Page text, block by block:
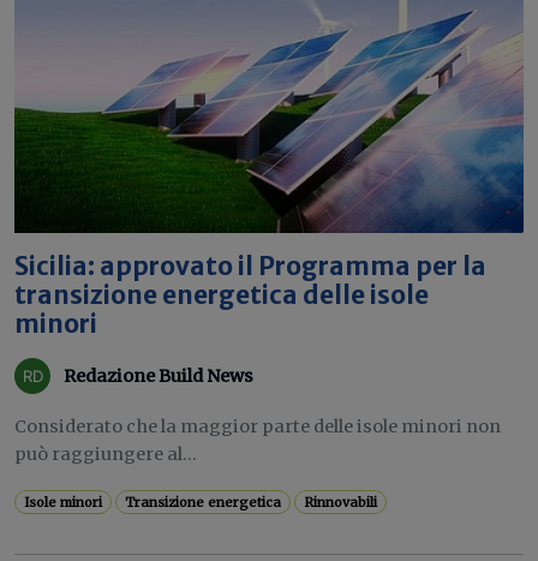
Sicilia: approvato il Programma per la
transizione energetica delle isole
minori
Redazione Build News
Considerato che la maggior parte delle isole minori non
può raggiungere al...
Isole minori Transizione energetica Rinnovabili